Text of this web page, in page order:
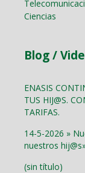
Ciencias
Blog /
ENASIS
TUS HIJ@S.
TARIFAS.
14-5-2026 »
nuestros
(sin título)